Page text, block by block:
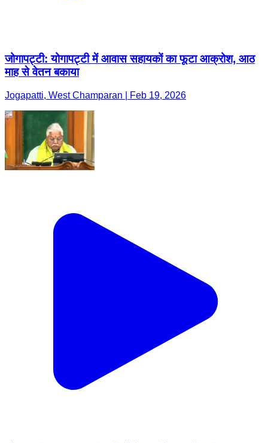
जोगापट्टी: योगापट्टी में आवास सहायकों का फूटा आक्रोश, आठ
माह से वेतन बकाया
Jogapatti, West Champaran | Feb 19, 2026